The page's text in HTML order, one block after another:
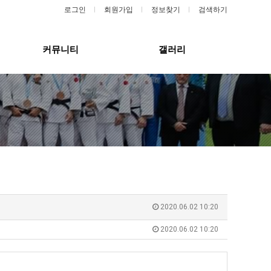
로그인 회원가입 정보찾기 검색하기
커뮤니티 갤러리
2020.06.02 10:20
2020.06.02 10:20